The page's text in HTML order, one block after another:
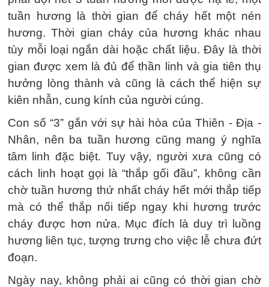
tuần hương là thời gian để cháy hết một nén
hương. Thời gian cháy của hương khác nhau
tùy mỗi loại ngắn dài hoặc chất liệu. Đây là thời
gian được xem là đủ để thần linh và gia tiên thụ
hưởng lòng thành và cũng là cách thể hiện sự
kiên nhẫn, cung kính của người cúng.
Con số “3” gắn với sự hài hòa của Thiên - Địa -
Nhân, nên ba tuần hương cũng mang ý nghĩa
tâm linh đặc biệt. Tuy vậy, người xưa cũng có
cách linh hoạt gọi là “thắp gối đầu”, không cần
chờ tuần hương thứ nhất cháy hết mới thắp tiếp
mà có thể thắp nối tiếp ngay khi hương trước
cháy được hơn nửa. Mục đích là duy trì luồng
hương liên tục, tượng trưng cho việc lễ chưa đứt
đoạn.
Ngày nay, không phải ai cũng có thời gian chờ